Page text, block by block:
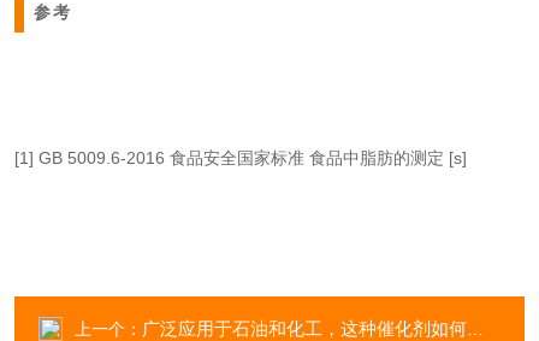
参考
[1] GB 5009.6-2016 食品安全国家标准 食品中脂肪的测定 [s]
上一个： 广泛应用于石油和化工，这种催化剂如何消解